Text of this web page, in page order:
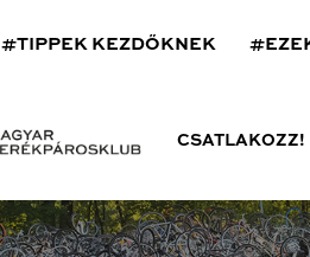
#TIPPEK KEZDŐKNEK
CSATLAKOZZ!